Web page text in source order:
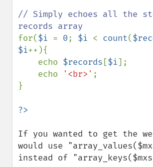
// Simply echoes all the
for($i = 0; $i < count(
$i++){
    echo
$records [$i];
    echo
'<br>' ;
}
If you wanted to get the
would use
instead of